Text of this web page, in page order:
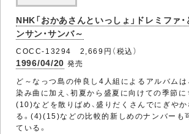
NHK「おかあさんといっしょ」ドレミファ
ンサン・サンバ～
COCC-13294 2,669円（税込）
1996/04/20 発売
ど～なっつ島の仲良し4人組によるアルバム
染み曲に加え、初夏から盛夏に向けての季節
(10)などを散りばめ、盛りだくさんでにぎや
る。(4)(15)などの比較的新しめのナンバーも
ている。